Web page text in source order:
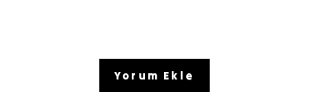
Yorum Ekle